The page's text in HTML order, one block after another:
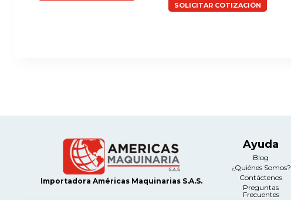
SOLICITAR COTIZACIÓN
Importadora Américas Maquinarias S.A.S.
Ayuda
Blog
¿Quiénes Somos?
Contáctenos
Preguntas
Frecuentes